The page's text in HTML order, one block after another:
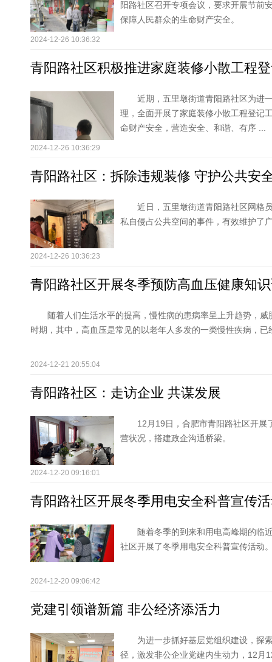
阳路社区召开专项会议，要求开展节前
保障人民群众的生命财产安全。
2024-12-26 10:36:32
青阳路社区积极推进家庭装修小散工程
近期，五里墩街道青阳路社区为进
理，全面开展了家庭装修小散工程登记
命财产安全，营造安全、和谐、有序 ...
2024-12-26 10:36:29
青阳路社区：拆除违规装修 守护公共安
近日，五里墩街道青阳路社区网格
私自侵占公共空间的事件，有效维护了
2024-12-26 10:36:23
青阳路社区开展冬季预防高血压健康知
随着人们生活水平的提高，慢性病的患病率呈上升趋势，
时期，其中，高血压是常见的以老年人多发的一类慢性疾病，
2024-12-21 20:55:04
青阳路社区：走访企业 共谋发展
12月19日，合肥市青阳路社区开展
营状况，搭建政企沟通桥梁。
2024-12-20 09:16:01
青阳路社区开展冬季用电安全科普宣传
随着冬季的到来和用电高峰期的临
社区开展了冬季用电安全科普宣传活动
2024-12-20 09:06:42
党建引领谱新篇 非公经济添活力
为进一步抓好基层党组织建设，探
径，激发非公企业党建内生动力，12月